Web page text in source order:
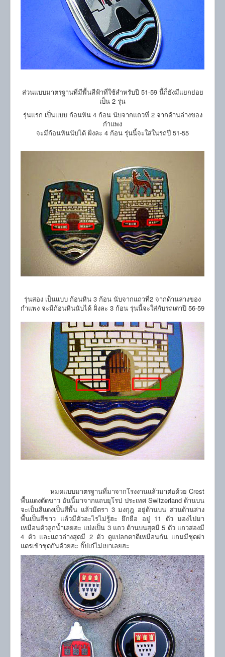
ส่วนแบบมาตรฐานที่มีพื้นสีฟ้าที่ใช้สำหรับปี 51-59 นี้ก็ยังมีแยกย่อย
เป็น 2 รุ่น
รุ่นแรก เป็นแบบ ก้อนหิน 4 ก้อน นับจากแถวที่ 2 จากด้านล่างของ
กำแพง
จะมีก้อนหินนับได้ ฝั่งละ 4 ก้อน รุ่นนี้จะใส่ในรถปี 51-55
รุ่นสอง เป็นแบบ ก้อนหิน 3 ก้อน นับจากแถวที่2 จากด้านล่างของ
กำแพง จะมีก้อนหินนับได้ ฝั่งละ 3 ก้อน รุ่นนี้จะใส่กับรถเต่าปี 56-59
หมดแบบมาตรฐานที่มาจากโรงงานแล้วมาต่อด้วย Crest
พื้นแดงตัดขาว อันนี้มาจากแถบยุโรป ประเทศ Switzerland ด้านบน
จะเป็นสีแดงเป็นสีพื้น แล้วมีตรา 3 มงกุฎ อยู่ด้านบน ส่วนด้านล่าง
พื้นเป็นสีขาว แล้วมีตัวอะไรไม่รู้ฮะ ยึกยือ อยู่ 11 ตัว มองไปมา
เหมือนตัวลูกน้ำเลยฮะ แบ่งเป็น 3 แถว ด้านบนสุดมี 5 ตัว แถวสองมี
4 ตัว และแถวล่างสุดมี 2 ตัว ดูแปลกตาดีเหมือนกัน แถมมีชุดฝา
แตรเข้าชุดกันด้วยฮะ กิ๊ปเก๋ไม่เบาเลยฮะ